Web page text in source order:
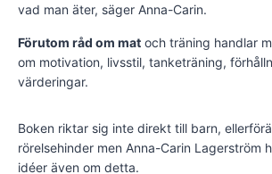
vad man äter, säger Anna-Carin.
Förutom råd om mat och träning handlar
om motivation, livsstil, tanketräning,
värderingar.
Boken riktar sig inte direkt till barn,
rörelsehinder men Anna-Carin Lagerström
idéer även om detta.